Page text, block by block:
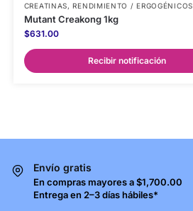
CREATINAS,RENDIMIENTO / ERGOGÉNICOS
Mutant Creakong 1kg
$631.00
Recibir notificación
Envío gratis
En compras mayores a $1,700.00
Entrega en 2–3 días hábiles*